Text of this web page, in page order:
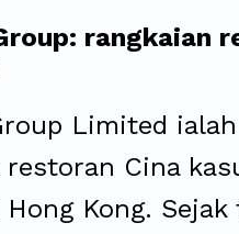
rangkaian
Limited ialah
restoran Cina
Kong. Sejak